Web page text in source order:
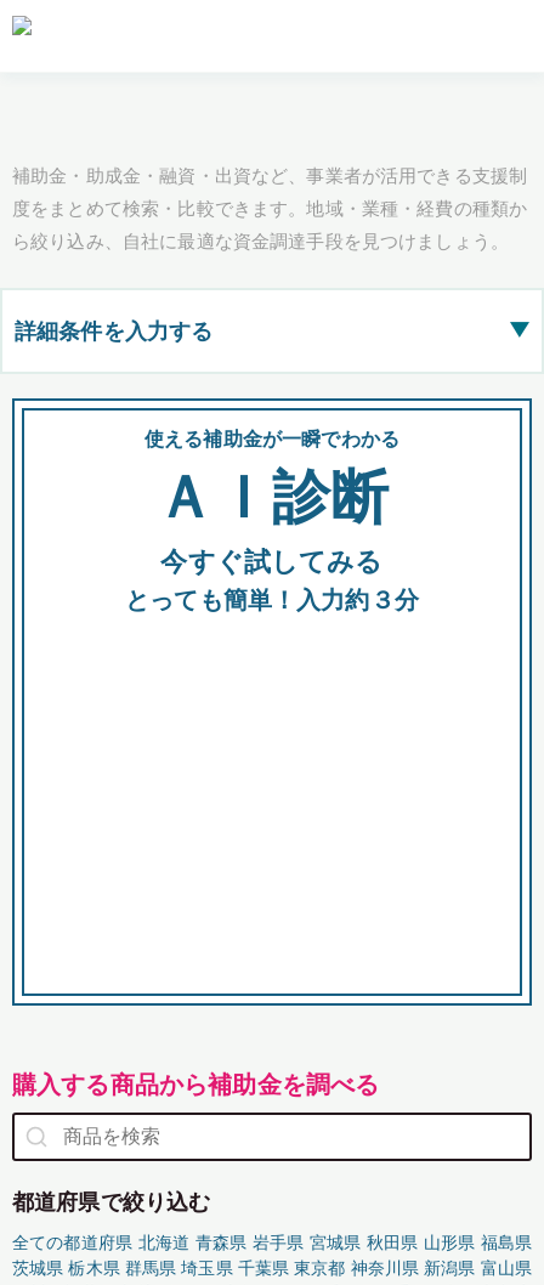
補助金・助成金・融資・出資など、事業者が活用できる支援制
度をまとめて検索・比較できます。地域・業種・経費の種類か
ら絞り込み、自社に最適な資金調達手段を見つけましょう。
詳細条件を入力する ▶
都道府県
全国の検索結果を含めて表示
助成金 融資 出資
使える補助金が一瞬でわかる
ＡＩ診断
今すぐ試してみる
とっても簡単！入力約３分
購入する商品から補助金を調べる
都道府県で絞り込む
全ての都道府県 北海道 青森県 岩手県 宮城県 秋田県 山形県 福島県
茨城県 栃木県 群馬県 埼玉県 千葉県 東京都 神奈川県 新潟県 富山県